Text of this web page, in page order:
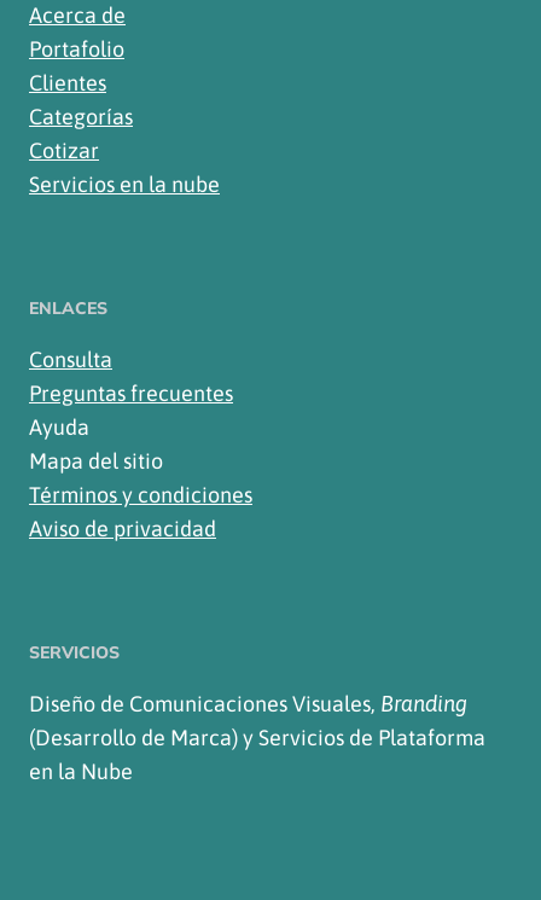
Acerca de
Portafolio
Clientes
Categorías
Cotizar
Servicios en la nube
ENLACES
Consulta
Preguntas frecuentes
Ayuda
Mapa del sitio
Términos y condiciones
Aviso de privacidad
SERVICIOS
Diseño de Comunicaciones Visuales, Branding
(Desarrollo de Marca) y Servicios de Plataforma
en la Nube